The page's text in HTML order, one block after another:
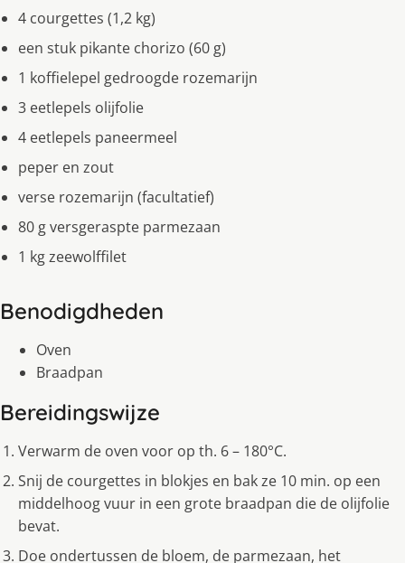
4 courgettes (1,2 kg)
een stuk pikante chorizo (60 g)
1 koffielepel gedroogde rozemarijn
3 eetlepels olijfolie
4 eetlepels paneermeel
peper en zout
verse rozemarijn (facultatief)
80 g versgeraspte parmezaan
1 kg zeewolffilet
Benodigdheden
Oven
Braadpan
Bereidingswijze
Verwarm de oven voor op th. 6 – 180°C.
Snij de courgettes in blokjes en bak ze 10 min. op een
middelhoog vuur in een grote braadpan die de olijfolie
bevat.
Doe ondertussen de bloem, de parmezaan, het